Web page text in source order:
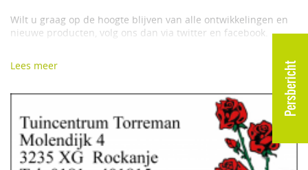
Persbericht
Wilt u graag op de hoogte blijven van alle ontwikkelingen en
nieuwe producten, volg ons dan via twitter en facebook.
Natuurlijk nodigen we u graag uit voor een kijkje in onze
winkel, u bent van harte welkom.
Lees meer